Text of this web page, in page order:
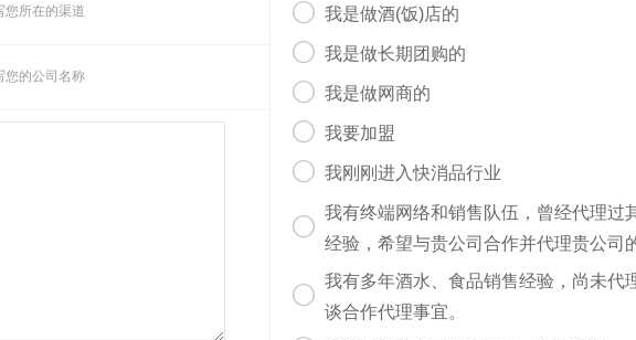
您所在的渠道
您的公司名称
 我是做酒(饭)店的
 我是做长期团购的
 我是做网商的
 我要加盟
 我刚刚进入快消品行业

我有终端网络和销售队伍，曾经代理过
经验，希望与贵公司合作并代理贵公司

我有多年酒水、食品销售经验，尚未代
谈合作代理事宜。